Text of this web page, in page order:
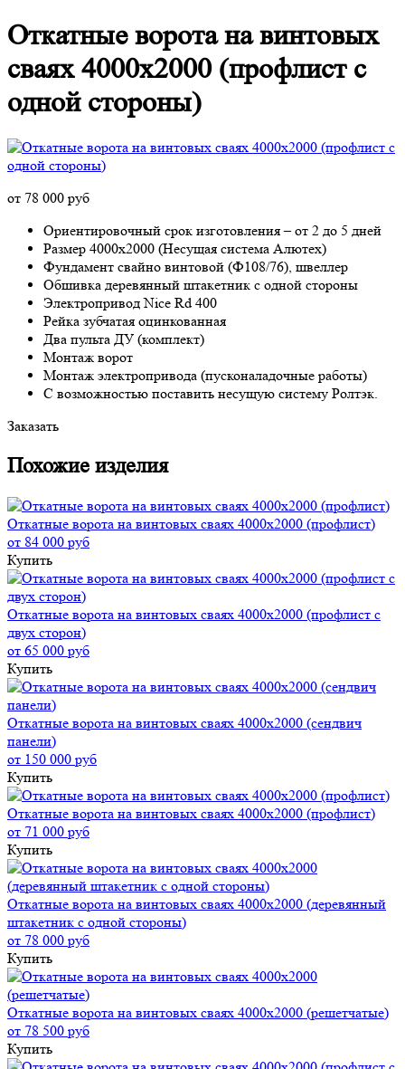
Откатные ворота на винтовых
сваях 4000x2000 (профлист с
одной стороны)
от 78 000 руб
Ориентировочный срок изготовления – от 2 до 5 дней
Размер 4000х2000 (Несущая система Алютех)
Фундамент свайно винтовой (Ф108/76), швеллер
Обшивка деревянный штакетник с одной стороны
Электропривод Nice Rd 400
Рейка зубчатая оцинкованная
Два пульта ДУ (комплект)
Монтаж ворот
Монтаж электропривода (пусконаладочные работы)
С возможностью поставить несущую систему Ролтэк.
Заказать
Похожие изделия
Откатные ворота на винтовых сваях 4000x2000 (профлист)
от 84 000 руб
Купить
Откатные ворота на винтовых сваях 4000x2000 (профлист с
двух сторон)
от 65 000 руб
Купить
Откатные ворота на винтовых сваях 4000x2000 (сендвич
панели)
от 150 000 руб
Купить
Откатные ворота на винтовых сваях 4000x2000 (профлист)
от 71 000 руб
Купить
Откатные ворота на винтовых сваях 4000x2000 (деревянный
штакетник с одной стороны)
от 78 000 руб
Купить
Откатные ворота на винтовых сваях 4000x2000 (решетчатые)
от 78 500 руб
Купить